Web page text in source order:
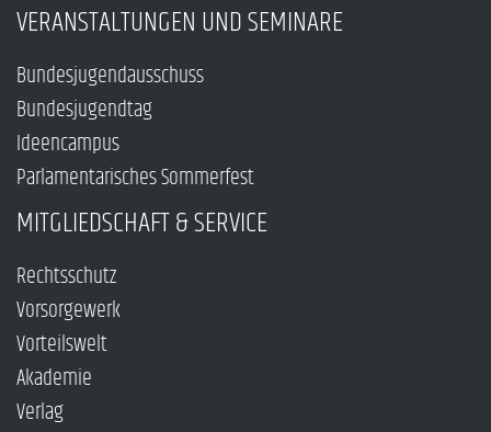
VERANSTALTUNGEN UND SEMINARE
Bundesjugendausschuss
Bundesjugendtag
Ideencampus
Parlamentarisches Sommerfest
MITGLIEDSCHAFT & SERVICE
Rechtsschutz
Vorsorgewerk
Vorteilswelt
Akademie
Verlag